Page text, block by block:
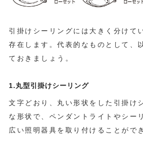
引掛けシーリングには大きく分けて
存在します。代表的なものとして、
ておきましょう。
1.丸型引掛けシーリング
文字どおり、丸い形状をした引掛け
な形状で、ペンダントライトやシー
広い照明器具を取り付けることがで